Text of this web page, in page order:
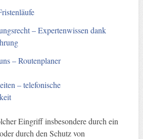
– Expertenwissen dank
– Routenplaner
– telefonische
Eingriff insbesondere durch ein
durch den Schutz von